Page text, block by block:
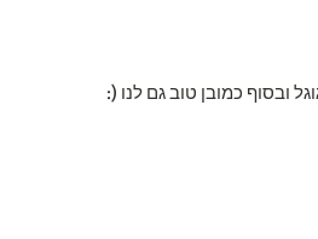
ובסוף כמובן טוב גם לנו (: